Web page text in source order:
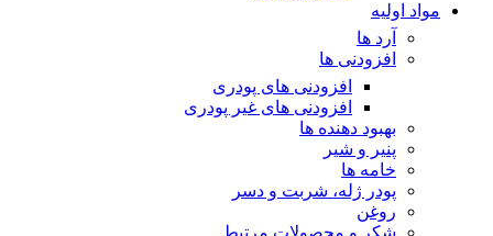
مواد اولیه
آرد ها
افزودنی ها
افزودنی های پودری
افزودنی های غیر پودری
بهبود دهنده ها
پنیر و شیر
خامه ها
پودر ژله، شربت و دسر
روغن
شکر و محصولات مرتبط